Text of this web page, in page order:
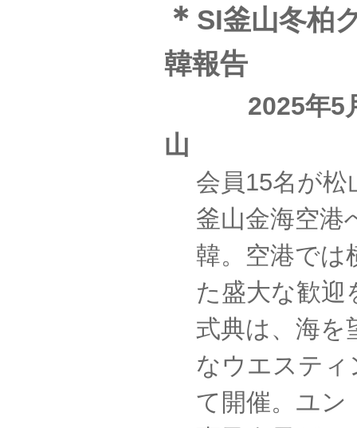
＊ SI釜山冬柏
韓報告
2025年5
山
会員15名が松
釜山金海空港
韓。空港では
た盛大な歓迎
式典は、海を
なウエステ
て開催。ユン